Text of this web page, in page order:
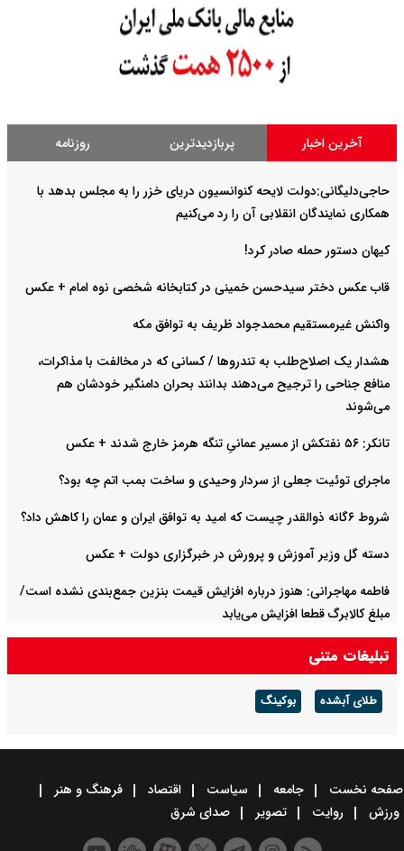
آخرین اخبار پربازدیدترین روزنامه
حاجی‌دلیگانی:دولت لایحه کنوانسیون دریای خزر را به مجلس بدهد با
همکاری نمایندگان انقلابی آن را رد می‌کنیم
کیهان دستور حمله صادر کرد!
قاب عکس دختر سیدحسن خمینی در کتابخانه شخصی نوه امام + عکس
واکنش غیرمستقیم محمدجواد ظریف به توافق مکه
هشدار یک اصلاح‌طلب به تندروها / کسانی که در مخالفت با مذاکرات،
منافع جناحی را ترجیح می‌دهند بدانند بحران دامنگیر خودشان هم
می‌شوند
تانکر: ۵۶ نفتکش از مسیر عمانیِ تنگه هرمز خارج شدند + عکس
ماجرای توئیت جعلی از سردار وحیدی و ساخت بمب اتم چه بود؟
شروط ۶گانه ذوالقدر چیست که امید به توافق ایران و عمان را کاهش داد؟
دسته گل وزیر آموزش و پرورش در خبرگزاری دولت + عکس
فاطمه مهاجرانی: هنوز درباره افزایش قیمت بنزین جمع‌بندی نشده است/
مبلغ کالابرگ قطعا افزایش می‌یابد
تبلیغات متنی
طلای آبشده بوکینگ
صفحه نخست جامعه سیاست اقتصاد
فرهنگ و هنر
ورزش
روایت تصویر صدای شرق